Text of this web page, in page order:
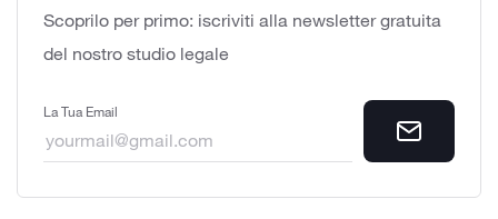
Scoprilo per primo: iscriviti alla newsletter gratuita
del nostro studio legale
La Tua Email